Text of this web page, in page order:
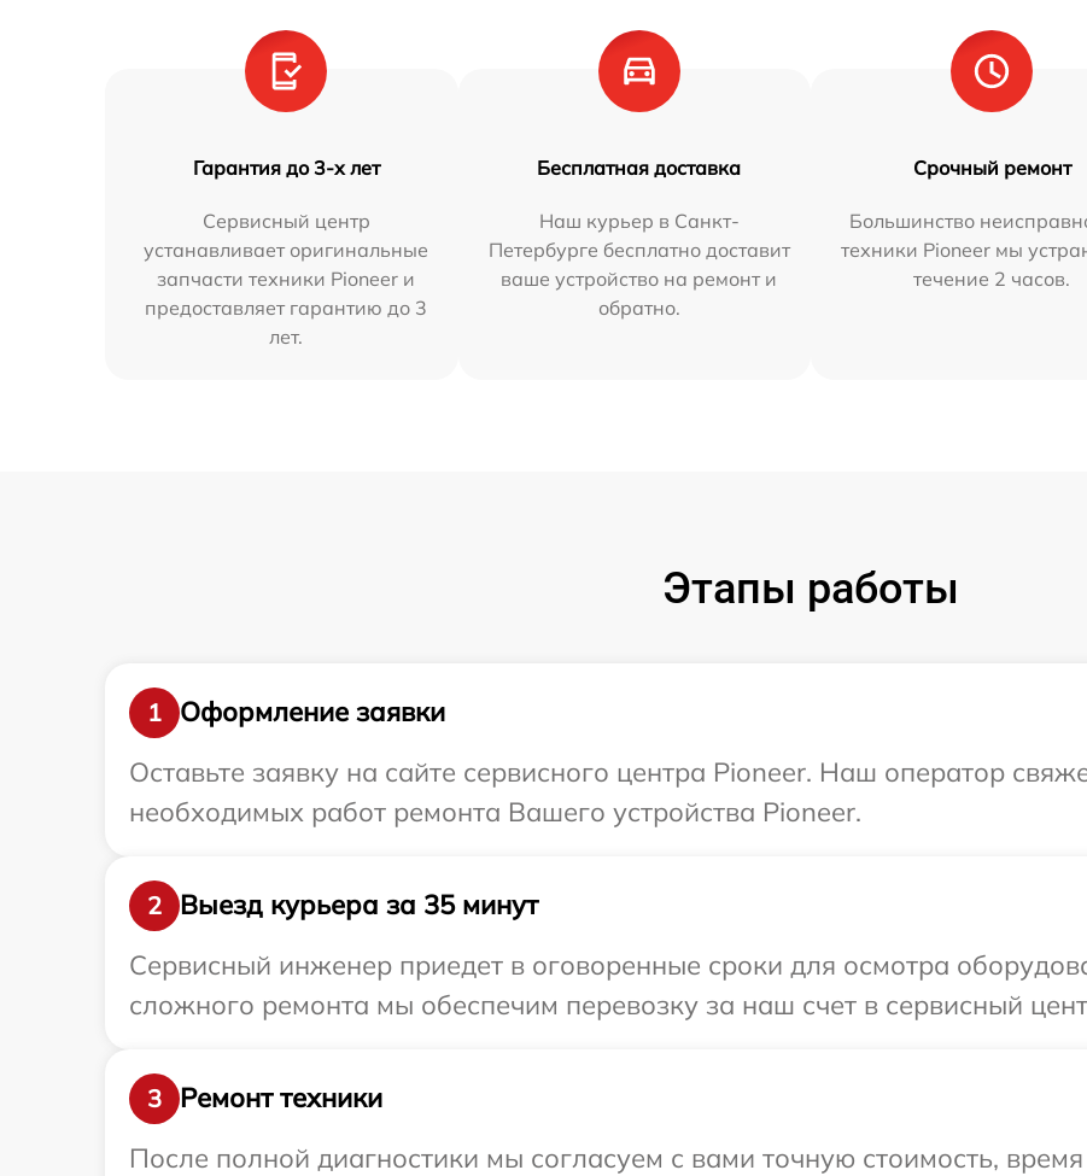
Гарантия до 3-х лет
Сервисный центр
устанавливает оригинальные
запчасти техники Pioneer и
предоставляет гарантию до 3
лет.
Бесплатная доставка
Наш курьер в Санкт-
Петербурге бесплатно доставит
ваше устройство на ремонт и
обратно.
Срочный ремонт
Большинство
техники Pioneer мы
течение 2 часов.
Этапы работы
1
Оформление заявки
Оставьте заявку на сайте сервисного центра Pioneer. Наш оператор
необходимых работ ремонта Вашего устройства Pioneer.
2
Выезд курьера за 35 минут
Сервисный инженер приедет в оговоренные сроки для осмотра
сложного ремонта мы обеспечим перевозку за наш счет в сервисный
3
Ремонт техники
После полной диагностики мы согласуем с вами точную стоимость,